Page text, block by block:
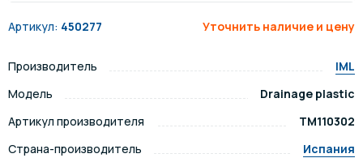
Артикул: 450277 Уточнить наличие и цену
Производитель
IML
Модель
Drainage plastic
Артикул производителя
TM110302
Страна-производитель
Испания